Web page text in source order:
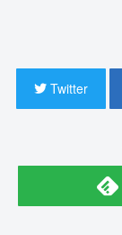
Twitter